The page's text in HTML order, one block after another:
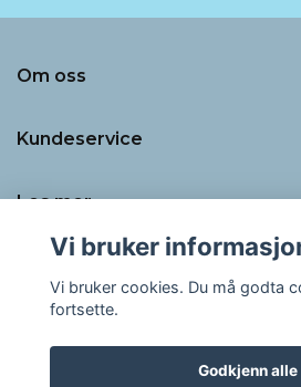
Om oss
Kundeservice
Les mer
Vi bruker
Vi bruker cookies. Du må godta
fortsette.
Godkjenn alle